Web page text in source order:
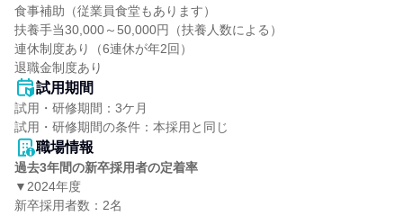
食事補助（従業員食堂もあります）
扶養手当30,000～50,000円（扶養人数による）
連休制度あり（6連休が年2回）
退職金制度あり
試用期間
試用・研修期間：3ケ月
職場情報
過去3年間の新卒採用者の定着率
▼2024年度
新卒採用者数：2名